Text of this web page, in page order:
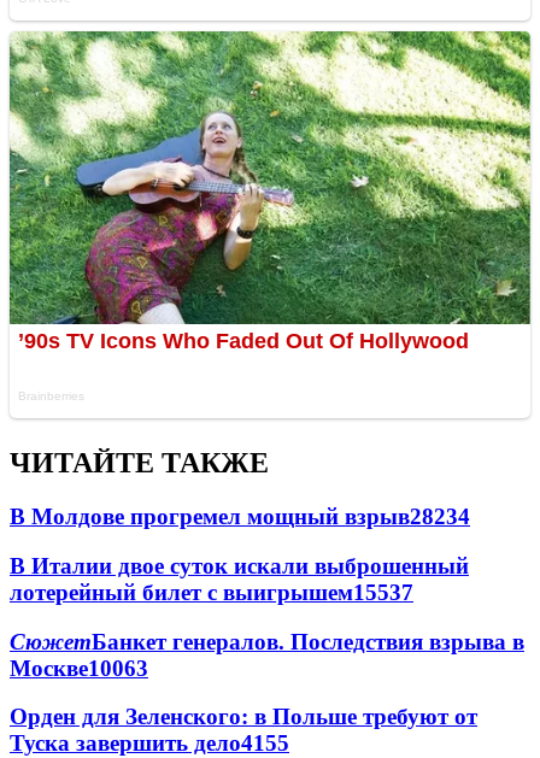
ЧИТАЙТЕ ТАКЖЕ
В Молдове прогремел мощный взрыв28234
В Италии двое суток искали выброшенный
лотерейный билет с выигрышем15537
СюжетБанкет генералов. Последствия взрыва в
Москве10063
Орден для Зеленского: в Польше требуют от
Туска завершить дело4155